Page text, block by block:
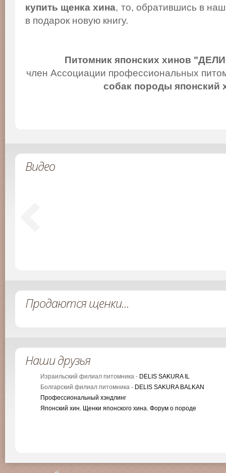
купить щенка хина, то, обратившись в
в подарок новую книгу.
Питомник японских хинов
член Ассоциации профессиональных
собак породы японский
Видео
Продаются щенки...
Наши друзья
Израильский филиал питомника - DELIS SAKURA IL
Болгарский филиал питомника - DELIS SAKURA BALKAN
Профессиональный хэндлинг
Японский хин. Щенки японского хина. Форум о породе